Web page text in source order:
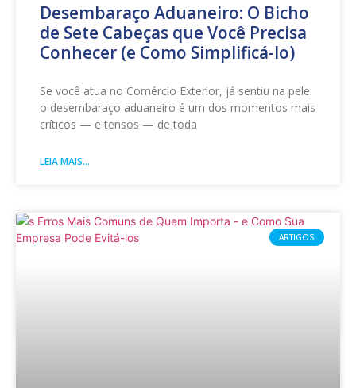
Desembaraço Aduaneiro: O Bicho
de Sete Cabeças que Você Precisa
Conhecer (e Como Simplificá-lo)
Se você atua no Comércio Exterior, já sentiu na pele:
o desembaraço aduaneiro é um dos momentos mais
críticos — e tensos — de toda
LEIA MAIS...
ARTIGOS